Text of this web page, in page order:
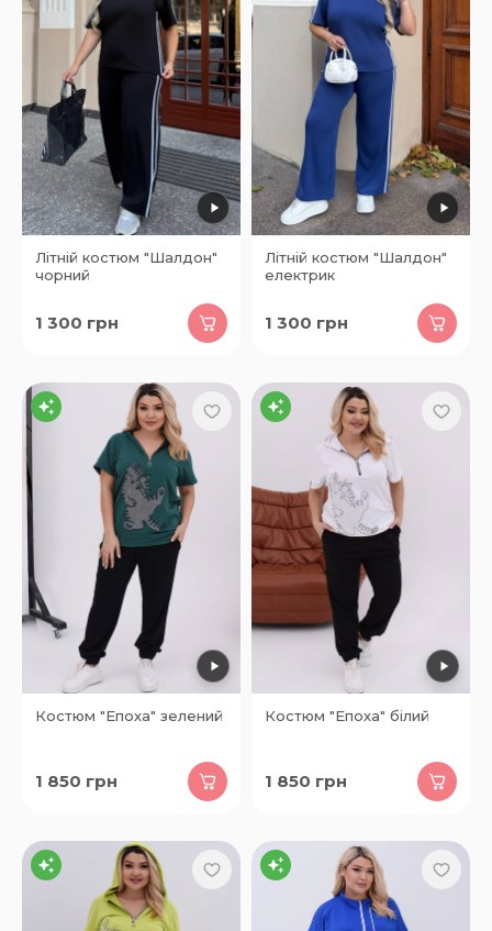
Літній костюм "Шалдон"
чорний
1 300 грн
Літній костюм "Шалдон"
електрик
1 300 грн
Костюм "Епоха" зелений
1 850 грн
Костюм "Епоха" білий
1 850 грн